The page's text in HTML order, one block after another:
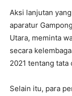
Aksi lanjutan
aparatur
Utara, meminta
secara
2021 tentang tata
Selain itu, para